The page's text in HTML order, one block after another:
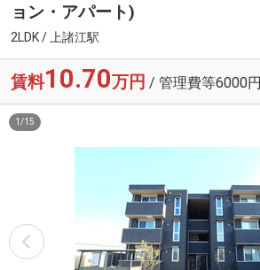
ョン・アパート)
2LDK / 上諸江駅
賃料10.70万円 / 管理費等6000円
1 /15